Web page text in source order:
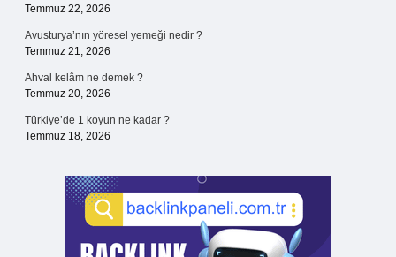
Temmuz 22, 2026
Avusturya’nın yöresel yemeği nedir ?
Temmuz 21, 2026
Ahval kelâm ne demek ?
Temmuz 20, 2026
Türkiye’de 1 koyun ne kadar ?
Temmuz 18, 2026